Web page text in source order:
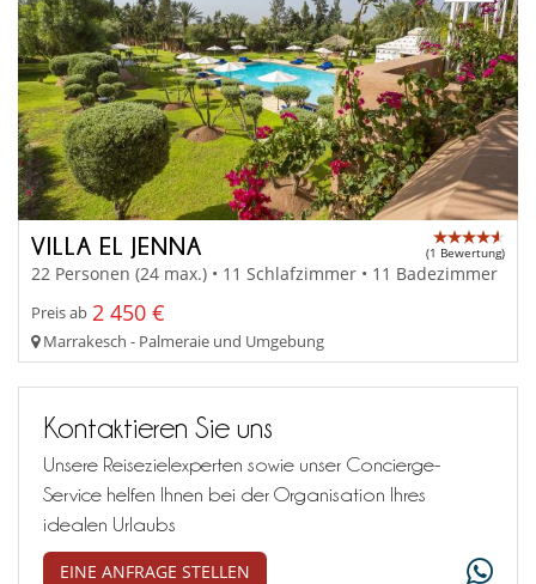
VILLA EL JENNA (1 Bewertung)
22 Personen (24 max.) • 11 Schlafzimmer • 11 Badezimmer
Preis ab 2 450 €
Marrakesch - Palmeraie und Umgebung
Kontaktieren Sie uns
Unsere Reisezielexperten sowie unser Concierge-
Service helfen Ihnen bei der Organisation Ihres
idealen Urlaubs
EINE ANFRAGE STELLEN